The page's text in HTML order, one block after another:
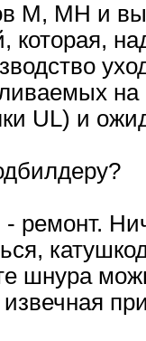
M, MH и
которая,
UL) и
ремонт.
шнура